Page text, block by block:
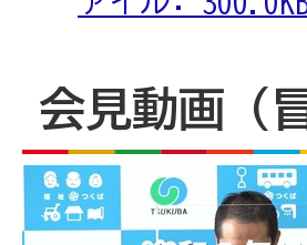
会見動画（